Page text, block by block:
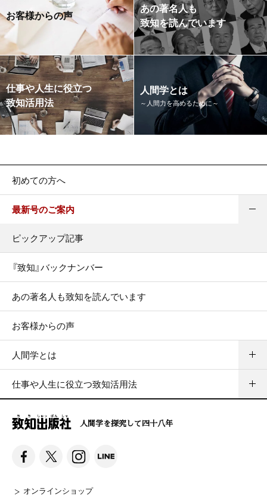
お客様からの声
あの著名人も
致知を読んでいます
仕事や人生に役立つ
致知活用法
人間学とは
～人間力を高めるために～
初めての方へ
最新号のご案内
ピックアップ記事
『致知』バックナンバー
あの著名人も致知を読んでいます
お客様からの声
人間学とは
仕事や人生に役立つ致知活用法
人間学を探究して四十八年
オンラインショップ